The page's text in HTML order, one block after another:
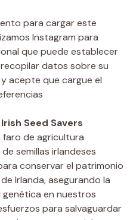
para cargar este
Instagram para
que puede establecer
datos sobre su
acepte que cargue el
Seed Savers
faro de agricultura
semillas irlandeses
conservar el patrimonio
Irlanda, asegurando la
en nuestros
para salvaguardar